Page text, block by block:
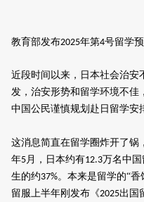
教育部发布2025年第4号留学预
近段时间以来，日本社会治安
发，治安形势和留学环境不佳
中国公民谨慎规划赴日留学安
这消息简直在留学圈炸开了锅
年5月，日本约有12.3万名中
生的约37%。本来是留学的“
留服上半年刚发布《2025出国